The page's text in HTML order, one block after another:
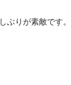
ぶりが素敵です。